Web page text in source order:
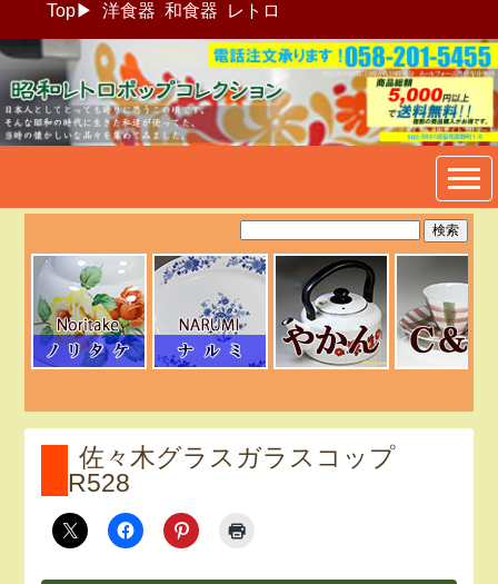
Top▶ 洋食器 和食器 レトロ
昭和レトロポップ食器生活雑
貨通販＠フリマート
佐々木グラスガラスコップ
R528